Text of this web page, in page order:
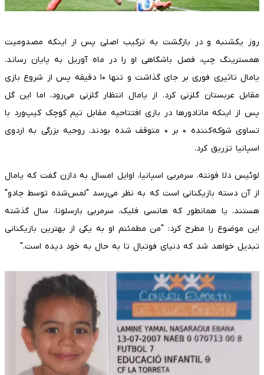
روز یکشنبه و در بازگشت به ترکیب اصلی پس از اینکه مصدومیت
همسترینگ چپ، فصل باشگاهی او را در ماه آوریل به پایان رساند،
یامال تاثیری فوری بر جای گذاشت و تنها ۱۰ دقیقه پس از شروع بازی
مقابل عربستان گلزنی کرد. از یامال انتظار گلزنی می‌رود، اما این گل
پس از اینکه ماتادورها در بازی افتتاحیه مقابل تیم کوچک کیپ‌ورد با
تساوی شوکه‌کننده ۰ بر ۰ متوقف شده بودند، روحیه بزرگی به اردوی
اسپانیا تزریق کرد.
لوئیس دلا فونته، سرمربی اسپانیا، اوایل امسال به دازن گفت که یامال
از آن دسته بازیکنانی است که به نظر می‌رسد "لمس‌شده توسط جادو"
هستند. یا همانطور که هانسی فلیک، سرمربی بارسلونا، سال گذشته
این موضوع را مطرح کرد: "من مطمئنم او به یکی از بهترین بازیکنانی
تبدیل خواهد شد که دنیای فوتبال تا به حال به خود دیده است."